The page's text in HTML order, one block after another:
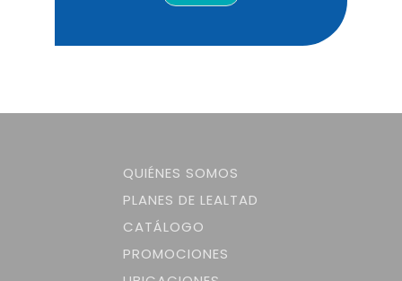
QUIÉNES SOMOS
PLANES DE LEALTAD
CATÁLOGO
PROMOCIONES